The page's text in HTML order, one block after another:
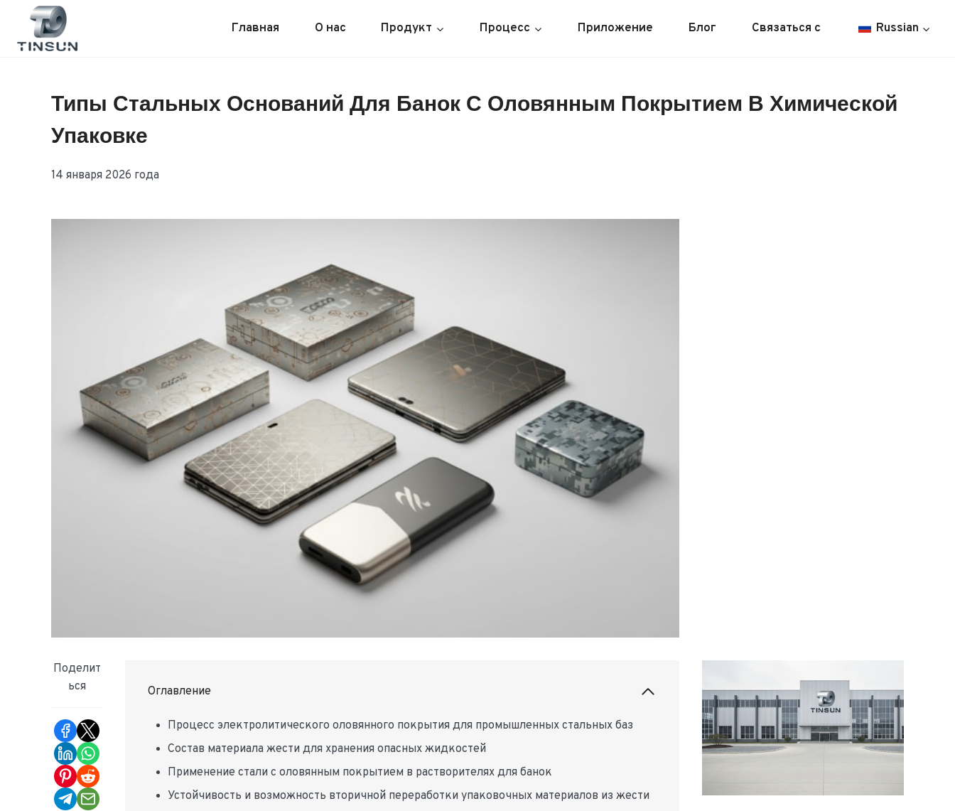
Перейти
контенту
Главная О нас Продукт Процесс Приложение Блог Связаться с Russian
Типы Стальных Оснований Для Банок С Оловянным Покрытием В Химической
Упаковке
14 января 2026 года
Поделит
ься
Оглавление
Процесс электролитического оловянного покрытия для промышленных стальных баз
Состав материала жести для хранения опасных жидкостей
Применение стали с оловянным покрытием в растворителях для банок
Устойчивость и возможность вторичной переработки упаковочных материалов из жести